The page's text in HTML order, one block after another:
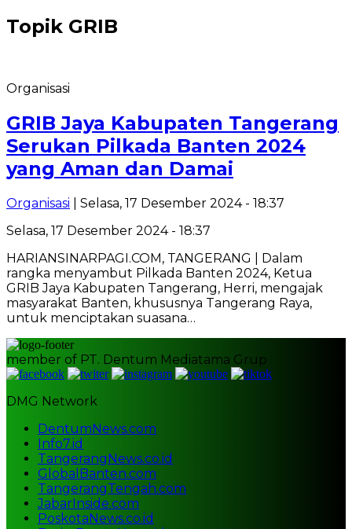
Topik GRIB
Organisasi
GRIB Jaya Kabupaten Tangerang
Serukan Pilkada Banten 2024
yang Aman dan Damai
Organisasi | Selasa, 17 Desember 2024 - 18:37
Selasa, 17 Desember 2024 - 18:37
HARIANSINARPAGI.COM, TANGERANG | Dalam
rangka menyambut Pilkada Banten 2024, Ketua
GRIB Jaya Kabupaten Tangerang, Herri, mengajak
masyarakat Banten, khususnya Tangerang Raya,
untuk menciptakan suasana…
member of PT. Dentum Mediatama Grup
DMG Network
DentumNews.com
Info7.id
TangerangNews.co.id
GlobalBanten.com
TangerangTengah.com
JabarInside.com
PoskotaNews.co.id